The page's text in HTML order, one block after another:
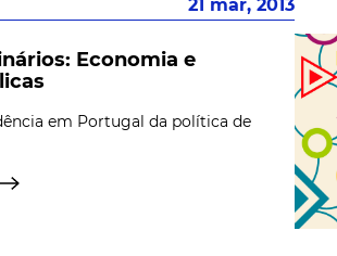
21 mar, 2013
Economia e
em Portugal da política de